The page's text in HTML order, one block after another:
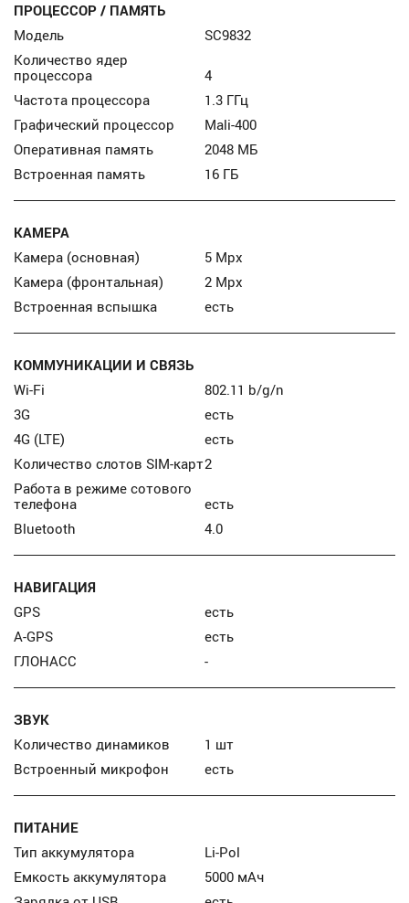
ПРОЦЕССОР / ПАМЯТЬ
Модель
SC9832
Количество ядер
процессора
4
Частота процессора
1.3 ГГц
Графический процессор
Mali-400
Оперативная память
2048 МБ
Встроенная память
16 ГБ
КАМЕРА
Камера (основная)
5 Mpx
Камера (фронтальная)
2 Mpx
Встроенная вспышка
есть
КОММУНИКАЦИИ И СВЯЗЬ
Wi-Fi
802.11 b/g/n
3G
есть
4G (LTE)
есть
Количество слотов SIM-карт2
Работа в режиме сотового
телефона
есть
Bluetooth
4.0
НАВИГАЦИЯ
GPS
есть
A-GPS
есть
ГЛОНАСС
-
ЗВУК
Количество динамиков
1 шт
Встроенный микрофон
есть
ПИТАНИЕ
Тип аккумулятора
Li-Pol
Емкость аккумулятора
5000 мАч